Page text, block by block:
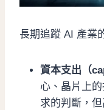
長期追蹤 AI 產業
資本支出（
心、晶片上
求的判斷，